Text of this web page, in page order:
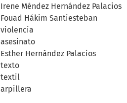
Irene Méndez Hernández Palacios
Fouad Hákim Santiesteban
violencia
asesinato
Esther Hernández Palacios
texto
textil
arpillera